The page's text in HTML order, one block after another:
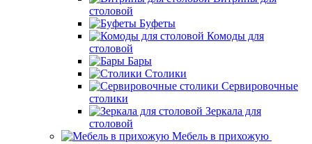
столовой
Буфеты
Комоды для
столовой
Бары
Столики
Сервировочные
столики
Зеркала для
столовой
Мебель в прихожую